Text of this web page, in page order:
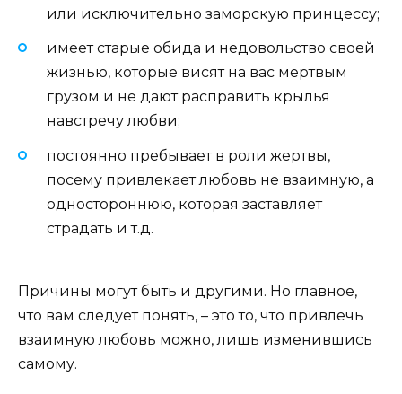
или исключительно заморскую принцессу;
имеет старые обида и недовольство своей
жизнью, которые висят на вас мертвым
грузом и не дают расправить крылья
навстречу любви;
постоянно пребывает в роли жертвы,
посему привлекает любовь не взаимную, а
одностороннюю, которая заставляет
страдать и т.д.
Причины могут быть и другими. Но главное,
что вам следует понять, – это то, что привлечь
взаимную любовь можно, лишь изменившись
самому.